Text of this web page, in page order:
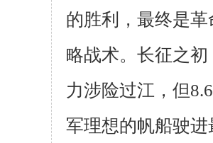
的胜利，最终是
略战术。 长征之
力涉险过江，但8.6
军理想的帆船驶